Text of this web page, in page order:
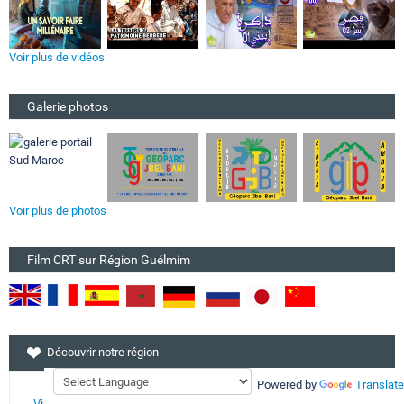
Voir plus de vidéos
Galerie photos
Voir plus de photos
Film CRT sur Région Guélmim
Découvrir notre région
Powered by Translate